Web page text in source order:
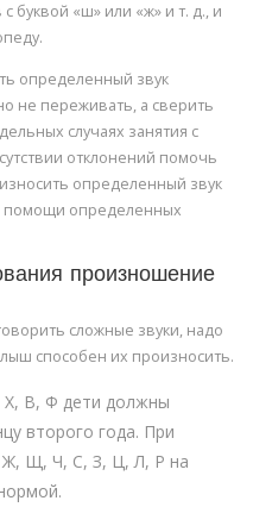
буквой «ш» или «ж» и т. д., и
определенный звук
не переживать, а сверить
случаях занятия с
отклонений помочь
определенный звук
помощи определенных
произношение
сложные звуки, надо
способен их произносить.
В, Ф дети должны
второго года. При
Ж, Щ, Ч, С, З, Ц, Л, Р на